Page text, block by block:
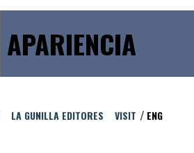
APARIENCIA
LA GUNILLA EDITORES VISIT ENG